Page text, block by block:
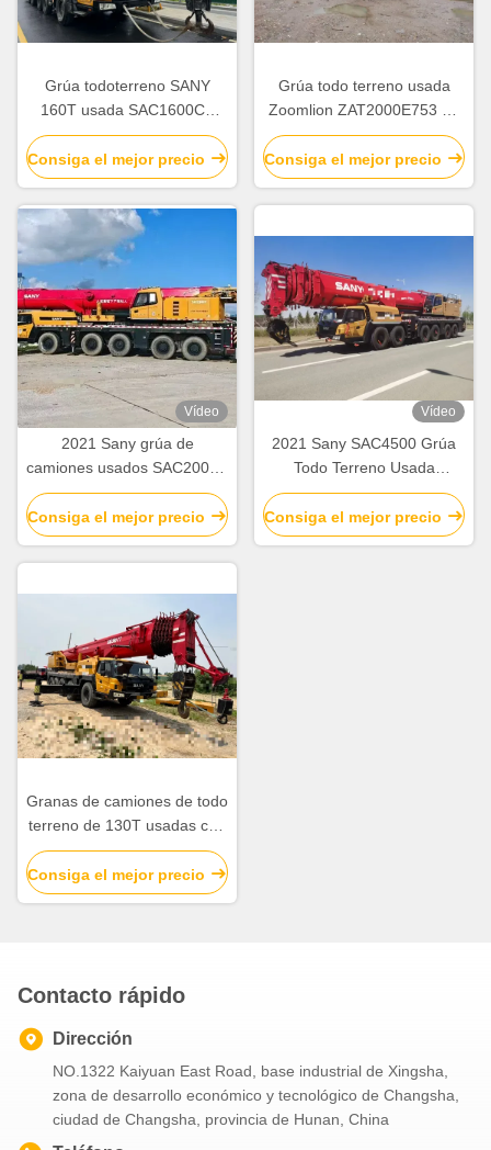
Grúa todoterreno SANY
160T usada SAC1600C8
con pluma de 8 secciones
de 2023
Consiga el mejor precio
Grúa todo terreno usada
Zoomlion ZAT2000E753 de
200T de 2021
Consiga el mejor precio
Vídeo
2021 Sany grúa de
camiones usados SAC2000E
grúa de todo terreno de 200
toneladas de elevación
Consiga el mejor precio
Vídeo
2021 Sany SAC4500 Grúa
Todo Terreno Usada
Capacidad de Elevación
450T
Consiga el mejor precio
Granas de camiones de todo
terreno de 130T usadas con
7 secciones de boom
máximo. Potencia neta del
motor 239kW
Consiga el mejor precio
Contacto rápido
Dirección
NO.1322 Kaiyuan East Road, base industrial de Xingsha,
zona de desarrollo económico y tecnológico de Changsha,
ciudad de Changsha, provincia de Hunan, China